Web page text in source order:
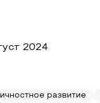
2024
развитие